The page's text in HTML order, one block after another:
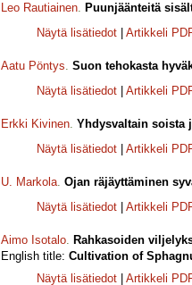
Leo Rautiainen. Puunjäänteitä
Näytä lisätiedot
Artikkeli
Aatu Pöntys. Suon tehokasta
Näytä lisätiedot
Artikkeli
Erkki Kivinen. Yhdysvaltain soista
Näytä lisätiedot
Artikkeli
U. Markola. Ojan räjäyttäminen
Näytä lisätiedot
Artikkeli
Aimo Isotalo. Rahkasoiden
English title: Cultivation of
Näytä lisätiedot
Artikkeli